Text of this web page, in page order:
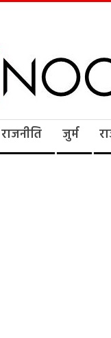
राजनीति जुर्म